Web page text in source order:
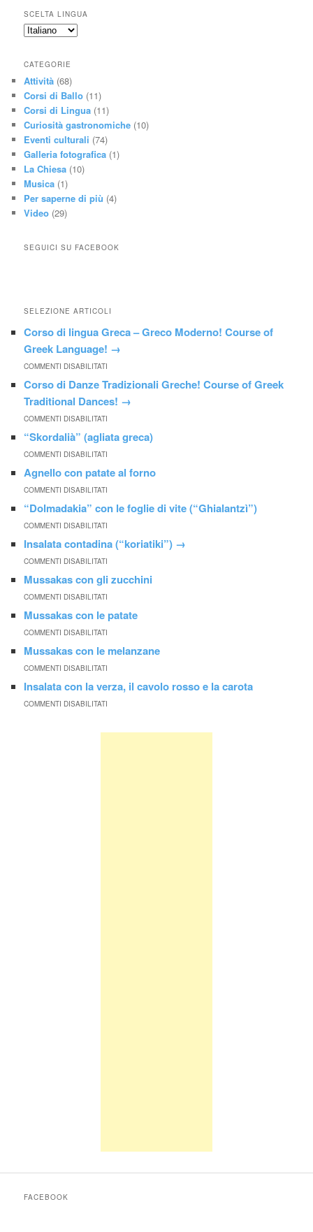
SCELTA LINGUA
CATEGORIE
Attività (68)
Corsi di Ballo (11)
Corsi di Lingua (11)
Curiosità gastronomiche (10)
Eventi culturali (74)
Galleria fotografica (1)
La Chiesa (10)
Musica (1)
Per saperne di più (4)
Video (29)
SEGUICI SU FACEBOOK
SELEZIONE ARTICOLI
Corso di lingua Greca – Greco Moderno! Course of
Greek Language! →
COMMENTI DISABILITATI
Corso di Danze Tradizionali Greche! Course of Greek
Traditional Dances! →
COMMENTI DISABILITATI
“Skordalià” (agliata greca)
COMMENTI DISABILITATI
Agnello con patate al forno
COMMENTI DISABILITATI
“Dolmadakia” con le foglie di vite (“Ghialantzì”)
COMMENTI DISABILITATI
Insalata contadina (“koriatiki”) →
COMMENTI DISABILITATI
Mussakas con gli zucchini
COMMENTI DISABILITATI
Mussakas con le patate
COMMENTI DISABILITATI
Mussakas con le melanzane
COMMENTI DISABILITATI
Insalata con la verza, il cavolo rosso e la carota
COMMENTI DISABILITATI
FACEBOOK